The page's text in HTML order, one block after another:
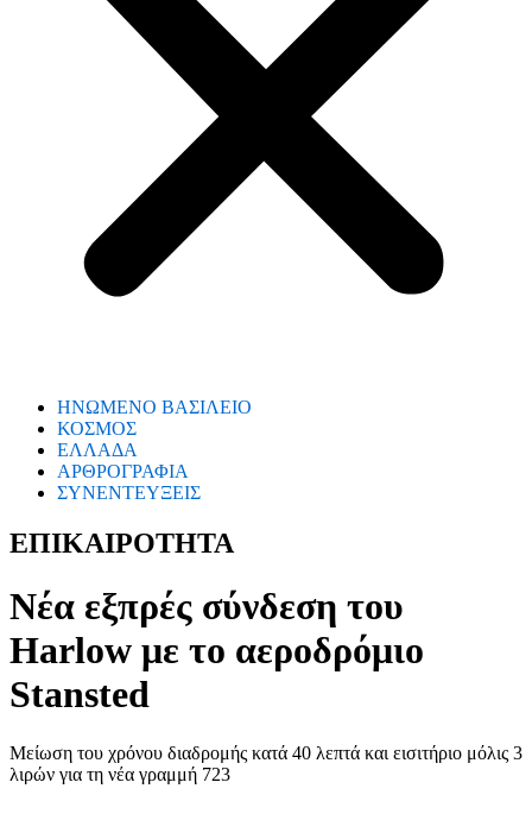
ΗΝΩΜΕΝΟ ΒΑΣΙΛΕΙΟ
ΚΟΣΜΟΣ
ΕΛΛΑΔΑ
ΑΡΘΡΟΓΡΑΦΙΑ
ΣΥΝΕΝΤΕΥΞΕΙΣ
ΕΠΙΚΑΙΡΟΤΗΤΑ
Νέα εξπρές σύνδεση του
Harlow με το αεροδρόμιο
Stansted
Μείωση του χρόνου διαδρομής κατά 40 λεπτά και εισιτήριο μόλις 3
λιρών για τη νέα γραμμή 723